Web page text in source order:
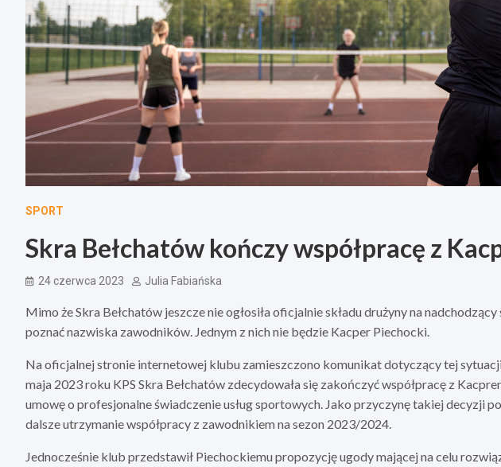
SPORT
Skra Bełchatów kończy współpracę z
24 czerwca 2023 Julia Fabiańska
Mimo że Skra Bełchatów jeszcze nie ogłosiła oficjalnie składu drużyny na
poznać nazwiska zawodników. Jednym z nich nie będzie Kacper Piechocki.
Na oficjalnej stronie internetowej klubu zamieszczono komunikat dotyczący tej
maja 2023 roku KPS Skra Bełchatów zdecydowała się zakończyć współpracę z
umowę o profesjonalne świadczenie usług sportowych. Jako przyczynę takiej decyzji
dalsze utrzymanie współpracy z zawodnikiem na sezon 2023/2024.
Jednocześnie klub przedstawił Piechockiemu propozycję ugody mającej na celu